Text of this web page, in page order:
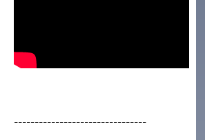
--------------------------------